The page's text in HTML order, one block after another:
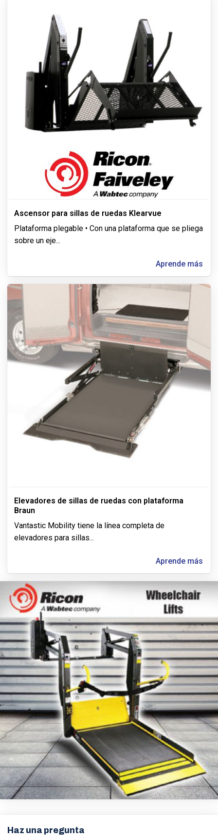
Ascensor para sillas de ruedas Klearvue
Plataforma plegable • Con una plataforma que se pliega
sobre un eje...
Aprende más
Elevadores de sillas de ruedas con plataforma
Braun
Vantastic Mobility tiene la línea completa de
elevadores para sillas...
Aprende más
Haz una pregunta